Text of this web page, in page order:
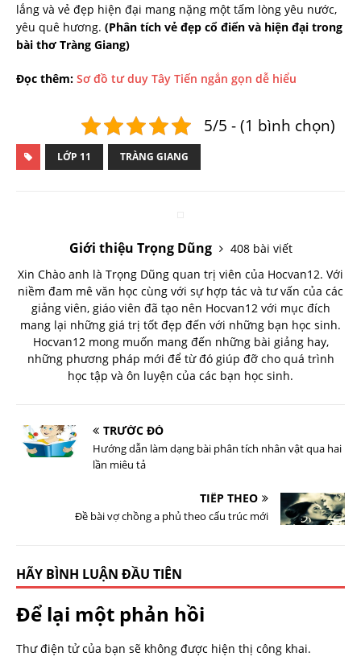
lắng và vẻ đẹp hiện đại mang nặng một tấm lòng yêu nước,
yêu quê hương. (Phân tích vẻ đẹp cổ điển và hiện đại trong
bài thơ Tràng Giang)
Đọc thêm: Sơ đồ tư duy Tây Tiến ngắn gọn dễ hiểu
5/5 - (1 bình chọn)
LỚP 11 TRÀNG GIANG
Giới thiệu Trọng Dũng
408 bài viết
Xin Chào anh là Trọng Dũng quan trị viên của Hocvan12. Với
niềm đam mê văn học cùng với sự hợp tác và tư vấn của các
giảng viên, giáo viên đã tạo nên Hocvan12 với mục đích
mang lại những giá trị tốt đẹp đến với những bạn học sinh.
Hocvan12 mong muốn mang đến những bài giảng hay,
những phương pháp mới để từ đó giúp đỡ cho quá trình
học tập và ôn luyện của các bạn học sinh.
TRƯỚC ĐÓ
Hướng dẫn làm dạng bài phân tích nhân vật qua hai
lần miêu tả
TIẾP THEO
Đề bài vợ chồng a phủ theo cấu trúc mới
HÃY BÌNH LUẬN ĐẦU TIÊN
Để lại một phản hồi
Thư điện tử của bạn sẽ không được hiện thị công khai.